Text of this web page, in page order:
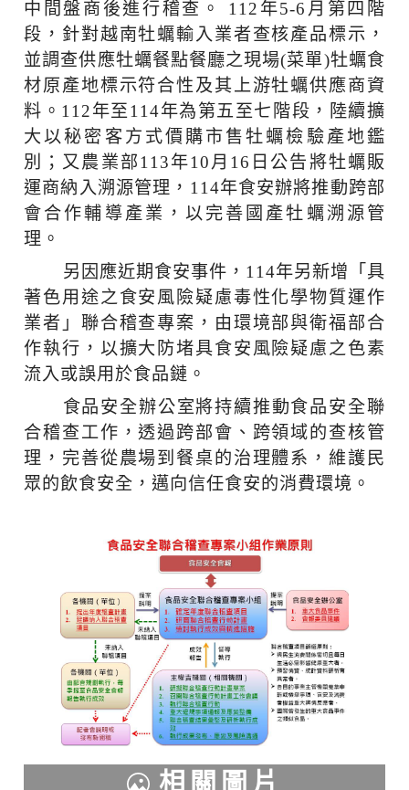
中間盤商後進行稽查。 112年5-6月第四階
段，針對越南牡蠣輸入業者查核產品標示，
並調查供應牡蠣餐點餐廳之現場(菜單)牡蠣食
材原產地標示符合性及其上游牡蠣供應商資
料。112年至114年為第五至七階段，陸續擴
大以秘密客方式價購市售牡蠣檢驗產地鑑
別；又農業部113年10月16日公告將牡蠣販
運商納入溯源管理，114年食安辦將推動跨部
會合作輔導產業，以完善國產牡蠣溯源管
理。
另因應近期食安事件，114年另新增「具
著色用途之食安風險疑慮毒性化學物質運作
業者」聯合稽查專案，由環境部與衛福部合
作執行，以擴大防堵具食安風險疑慮之色素
流入或誤用於食品鏈。
食品安全辦公室將持續推動食品安全聯
合稽查工作，透過跨部會、跨領域的查核管
理，完善從農場到餐桌的治理體系，維護民
眾的飲食安全，邁向信任食安的消費環境。
相關圖片